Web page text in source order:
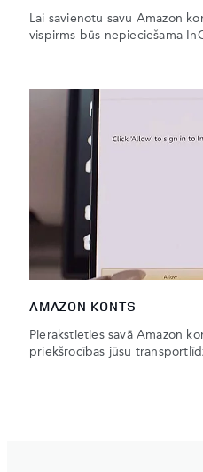
Lai savienotu savu Amazon
vispirms būs nepieciešama
AMAZON KONTS
Pierakstieties savā Amazon
priekšrocības jūsu